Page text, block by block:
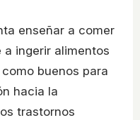
enseñar a comer
ingerir alimentos
buenos para
hacia la
trastornos